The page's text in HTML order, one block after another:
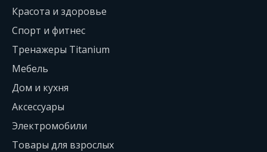
Красота и здоровье
Спорт и фитнес
Тренажеры Titanium
Мебель
Дом и кухня
Аксессуары
Электромобили
Товары для взрослых